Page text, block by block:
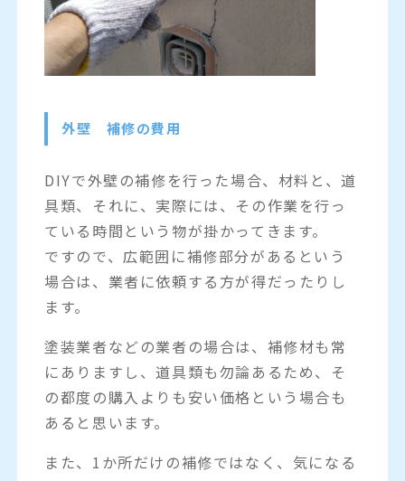
外壁 補修の費用
DIYで外壁の補修を行った場合、材料と、道
具類、それに、実際には、その作業を行っ
ている時間という物が掛かってきます。
ですので、広範囲に補修部分があるという
場合は、業者に依頼する方が得だったりし
ます。
塗装業者などの業者の場合は、補修材も常
にありますし、道具類も勿論あるため、そ
の都度の購入よりも安い価格という場合も
あると思います。
また、1か所だけの補修ではなく、気になる